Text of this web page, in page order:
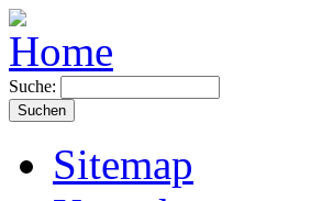
Suche:
Sitemap